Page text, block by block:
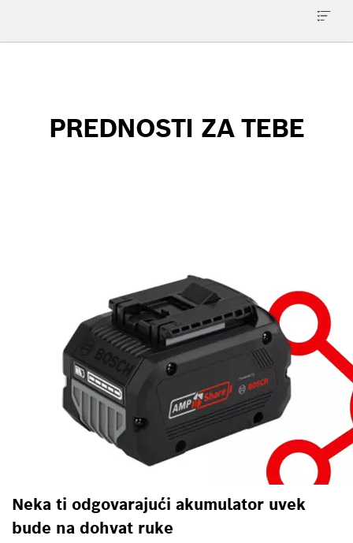
PREDNOSTI ZA TEBE
Neka ti odgovarajući akumulator uvek
bude na dohvat ruke